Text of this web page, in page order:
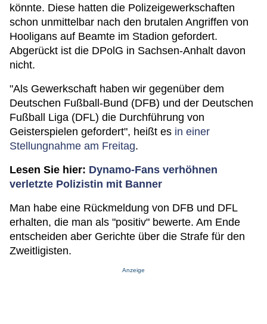
könnte. Diese hatten die Polizeigewerkschaften
schon unmittelbar nach den brutalen Angriffen von
Hooligans auf Beamte im Stadion gefordert.
Abgerückt ist die DPolG in Sachsen-Anhalt davon
nicht.
"Als Gewerkschaft haben wir gegenüber dem
Deutschen Fußball-Bund (DFB) und der Deutschen
Fußball Liga (DFL) die Durchführung von
Geisterspielen gefordert", heißt es in einer
Stellungnahme am Freitag.
Lesen Sie hier: Dynamo-Fans verhöhnen
verletzte Polizistin mit Banner
Man habe eine Rückmeldung von DFB und DFL
erhalten, die man als "positiv" bewerte. Am Ende
entscheiden aber Gerichte über die Strafe für den
Zweitligisten.
Anzeige